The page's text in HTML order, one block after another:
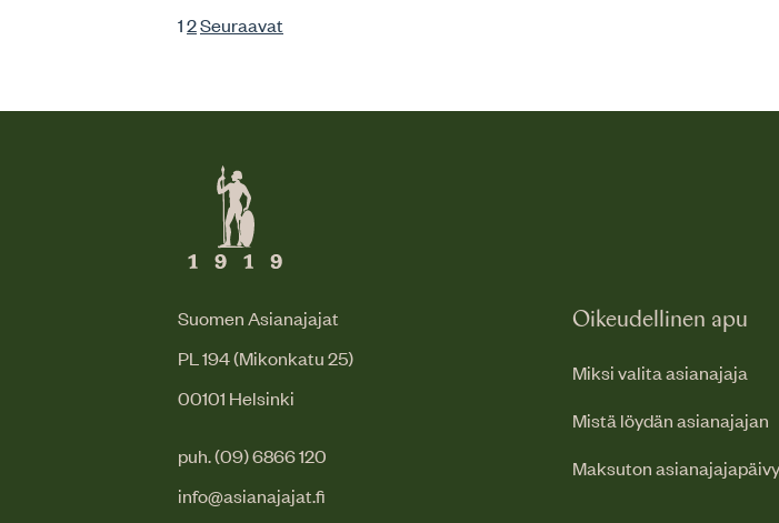
12Seuraavat
Suomen Asianajajat
PL 194 (Mikonkatu 25)
00101 Helsinki
puh. (09) 6866 120
info@asianajajat.fi
Oikeudellinen apu
Miksi valita asianajaja
Mistä löydän asianajajan
Maksuton